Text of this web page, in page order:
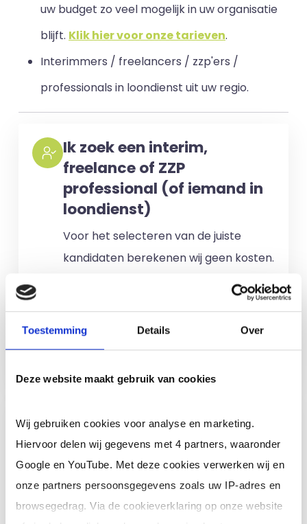
Toestemming Details Over
Deze website maakt gebruik van cookies
Wij gebruiken cookies voor analyse en marketing.
Hiervoor delen wij gegevens met 4 partners, waaronder
Google en YouTube. Met deze cookies verwerken wij en
onze partners persoonsgegevens zoals uw IP-adres en
browsegedrag. Via de cookieverklaring op onze website
uw budget zo veel mogelijk in uw organisatie
blijft. Klik hier voor onze tarieven.
Interimmers / freelancers / zzp'ers /
professionals in loondienst uit uw regio.
Ik zoek een interim,
freelance of ZZP
professional (of iemand in
loondienst)
Voor het selecteren van de juiste
kandidaten berekenen wij geen kosten.
alleen gemaakt als een professional
voor u aan de slag gaat.
Ik ben een interim,
freelance of ZZP
professional (of ik wil in
loondienst)
Je schrijft je in door jouw cv te